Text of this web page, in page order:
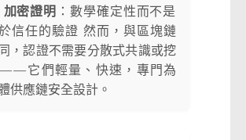
加密證明 ：數學確定性而不是
信任的驗證 然而，與區塊鏈
，認證不需要分散式共識或挖
它們輕量、快速，專門為
供應鏈安全設計。